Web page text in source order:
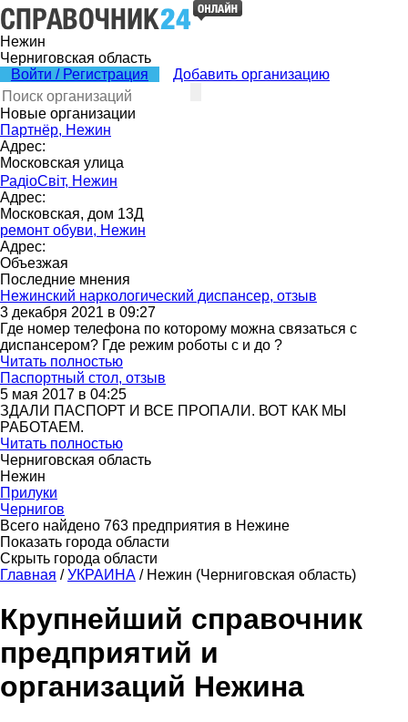
Нежин
Черниговская область
Войти / Регистрация
Добавить организацию
Новые организации
Партнёр, Нежин
Адрес:
Московская улица
РадіоСвіт, Нежин
Адрес:
Московская, дом 13Д
ремонт обуви, Нежин
Адрес:
Объезжая
Последние мнения
Нежинский наркологический диспансер, отзыв
3 декабря 2021 в 09:27
Где номер телефона по которому можна связаться с
диспансером? Где режим роботы с и до ?
Читать полностью
Паспортный стол, отзыв
5 мая 2017 в 04:25
ЗДАЛИ ПАСПОРТ И ВСЕ ПРОПАЛИ. ВОТ КАК МЫ
РАБОТАЕМ.
Читать полностью
Черниговская область
Нежин
Прилуки
Чернигов
Всего найдено 763 предприятия в Нежине
Показать города области
Скрыть города области
Главная / УКРАИНА / Нежин (Черниговская область)
Крупнейший справочник
предприятий и
организаций Нежина